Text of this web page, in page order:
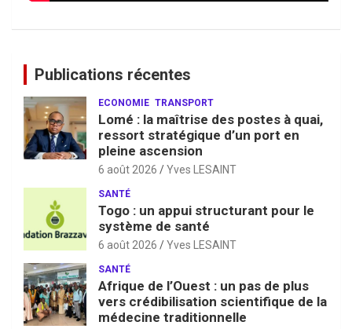
Publications récentes
ECONOMIE TRANSPORT
Lomé : la maîtrise des postes à quai,
ressort stratégique d’un port en
pleine ascension
6 août 2026 Yves LESAINT
SANTÉ
Togo : un appui structurant pour le
système de santé
6 août 2026 Yves LESAINT
SANTÉ
Afrique de l’Ouest : un pas de plus
vers crédibilisation scientifique de la
médecine traditionnelle